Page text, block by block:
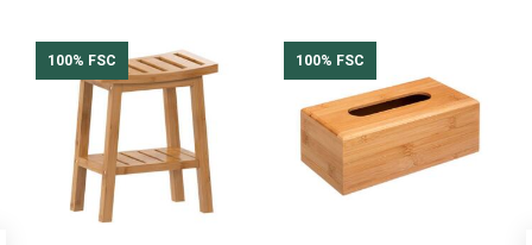
100% FSC 100% FSC